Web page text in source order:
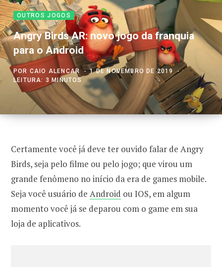
OUTROS JOGOS
Angry Birds AR: novo jogo da franquia
para o Android
POR CAIO ALENCAR
1 DE NOVEMBRO DE 2019
LEITURA: 3 MINUTOS
Certamente você já deve ter ouvido falar de Angry
Birds, seja pelo filme ou pelo jogo; que virou um
grande fenômeno no início da era de games mobile.
Seja você usuário de Android ou IOS, em algum
momento você já se deparou com o game em sua
loja de aplicativos.